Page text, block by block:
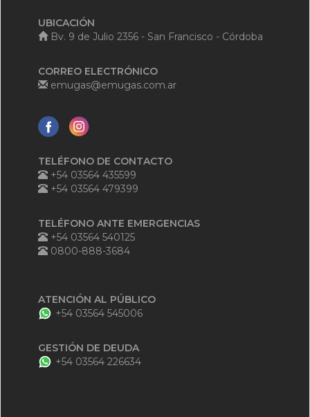
UBICACIÓN
Bv. 9 de Julio 2356 - San Francisco - Córdoba
CORREO ELECTRÓNICO
emugas@emugas.com.ar
TELÉFONO DE CONTACTO
+54 03564 435599
+54 03564 479399
TELÉFONO ANTE EMERGENCIAS
+54 03564 540125
0800-888-3684
ATENCIÓN AL PÚBLICO
+54 03564 545006
GESTIÓN DE DEUDA
+54 03564 226634